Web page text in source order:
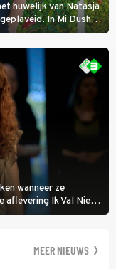
huwelijk van Natasja
In Mi Dushi:
showbizzkoppel mee
wanneer ze
aflevering Ik Val Niet,
te geven, zelfs als ze
MEER NIEUWS